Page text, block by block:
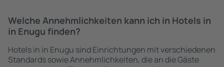
Welche Annehmlichkeiten kann ich in Hotels in
in Enugu finden?
Hotels in in Enugu sind Einrichtungen mit verschiedenen
Standards sowie Annehmlichkeiten, die an die Gäste